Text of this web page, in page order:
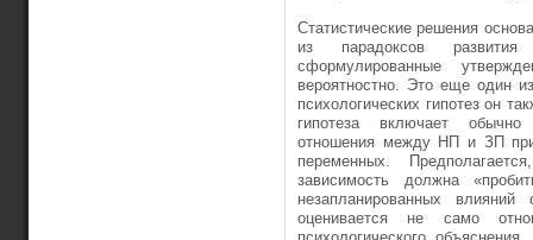
Статистические решения
из парадоксов развития
сформулированные
вероятностно. Это еще один
психологических гипотез он
гипотеза включает обычно
отношения между НП и ЗП
переменных.
зависимость должна
незапланированных
оценивается не само